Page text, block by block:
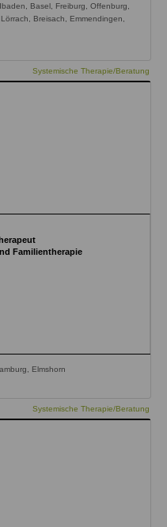
Basel, Freiburg, Offenburg,
Breisach, Emmendingen,
Systemische Therapie/Beratung
Familientherapie
Elmshorn
Systemische Therapie/Beratung